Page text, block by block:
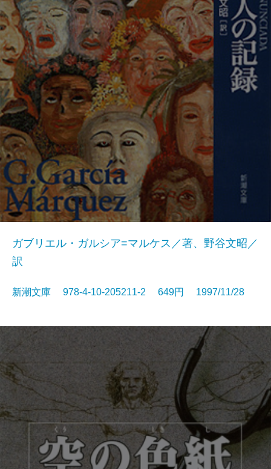
ガブリエル・ガルシア=マルケス／著、野谷文昭／
訳
新潮文庫 978-4-10-205211-2 649円 1997/11/28